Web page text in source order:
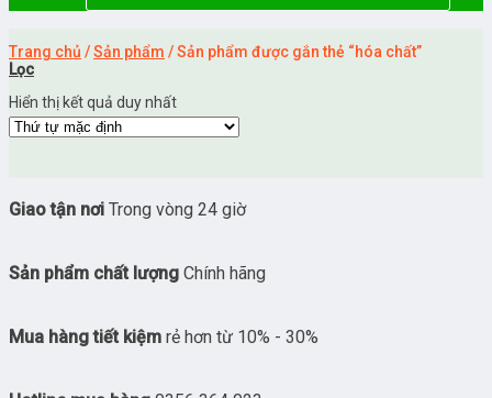
Trang chủ /Sản phẩm /Sản phẩm được gắn thẻ “hóa chất”
Lọc
Hiển thị kết quả duy nhất
Giao tận nơi Trong vòng 24 giờ
Sản phẩm chất lượng Chính hãng
Mua hàng tiết kiệm rẻ hơn từ 10% - 30%